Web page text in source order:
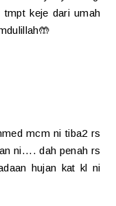
keje dari umah
mcm ni tiba2 rs
ni.... dah penah rs
hujan kat kl ni